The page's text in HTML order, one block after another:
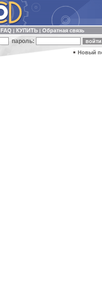
FAQ КУПИТЬ Обратная связь
пароль:
Новый